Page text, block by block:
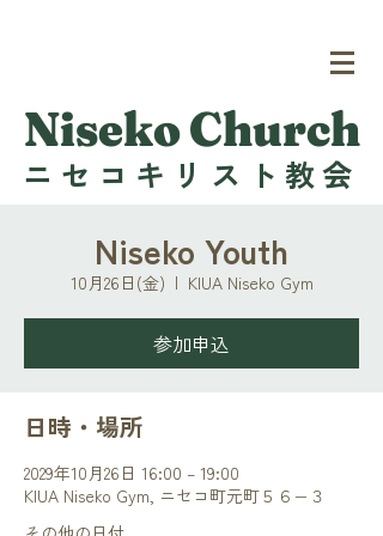
Niseko Church
ニセコキリスト教会
Niseko Youth
10月26日(金)
  |
KIUA Niseko Gym
参加申込
日時・場所
2029年10月26日 16:00 – 19:00
KIUA Niseko Gym, ニセコ町元町５６−３